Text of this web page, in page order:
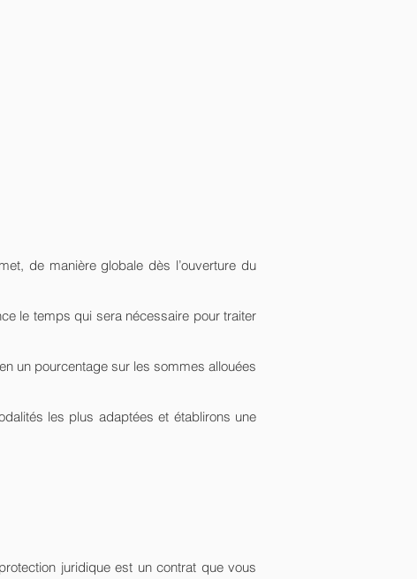
de manière globale dès l’ouverture du
le temps qui sera nécessaire pour traiter
un pourcentage sur les sommes allouées
les plus adaptées et établirons une
juridique est un contrat que vous